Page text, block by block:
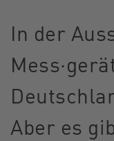
In der
Aber es